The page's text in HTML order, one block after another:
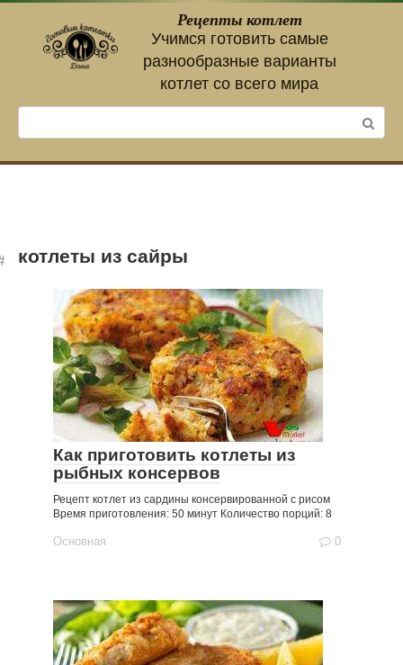
контенту
Рецепты котлет
Учимся готовить самые
разнообразные варианты
котлет со всего мира
котлеты из сайры
Как приготовить котлеты из
рыбных консервов
Рецепт котлет из сардины консервированной с рисом
Время приготовления: 50 минут Количество порций: 8
Основная 0